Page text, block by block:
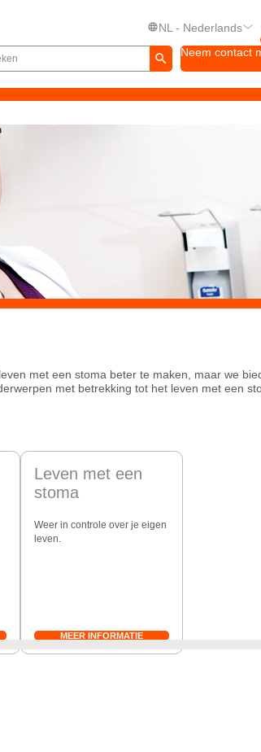
NL - Nederlands
Neem contact
met een stoma beter te maken, maar we
met betrekking tot het leven met een
Leven met een
stoma
Weer in controle over je eigen
leven.
MEER INFORMATIE